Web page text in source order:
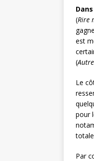
(Rire
est
(
Le
pour
Par